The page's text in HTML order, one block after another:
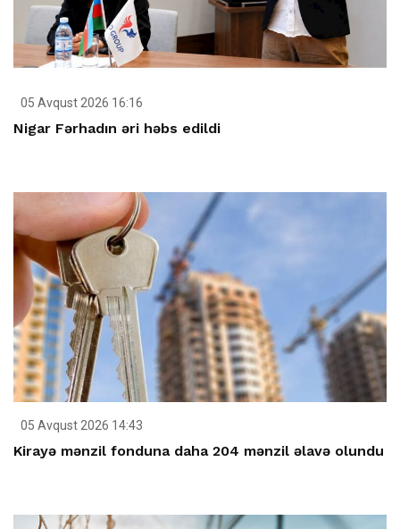
05 Avqust 2026 16:16
Nigar Fərhadın əri həbs edildi
05 Avqust 2026 14:43
Kirayə mənzil fonduna daha 204 mənzil əlavə olundu